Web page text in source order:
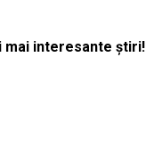
mai interesante știri!